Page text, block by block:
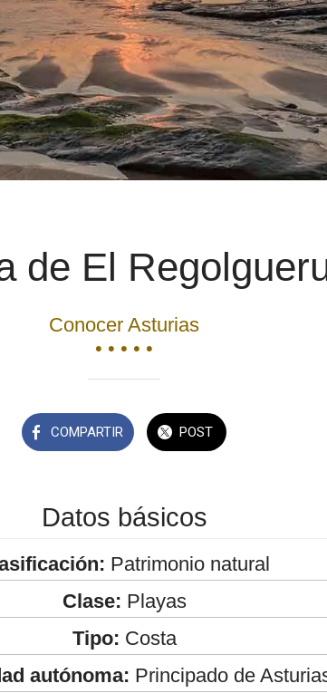
de El
Conocer Asturias
• • • • •
COMPARTIR POST
Datos básicos
Patrimonio natural
Clase: Playas
Tipo: Costa
autónoma: Principado de